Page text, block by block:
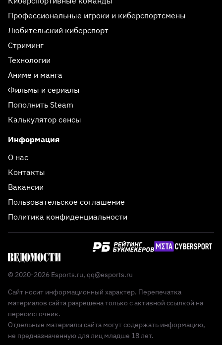
Профессиональные игроки и киберспортсмены
Любительский киберспорт
Стриминг
Технологии
Аниме и манга
Фильмы и сериалы
Пополнить Steam
Калькулятор сенсы
Информация
О нас
Контакты
Вакансии
Пользовательское соглашение
Политика конфиденциальности
© 2020-2026 Esports.ru, qq@esports.ru
Сайт носит информационный характер. Перепечатка
материалов сайта разрешена только с активной ссылкой на
первоисточник.
Отдельные материалы сайта могут содержать информацию,
не предназначенную для лиц младше 18 лет.